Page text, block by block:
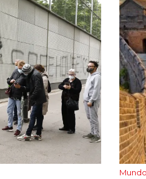
Mundo